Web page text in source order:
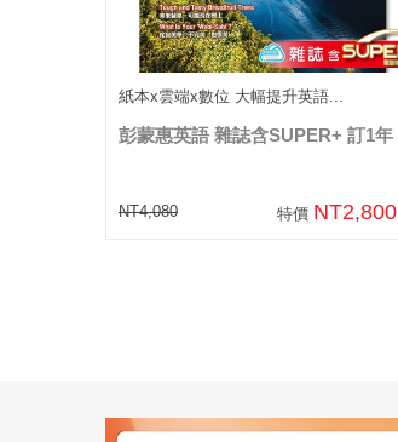
紙本x雲端x數位 大幅提升英語...
彭蒙惠英語 雜誌含SUPER+ 訂1年
NT4,080 特價 NT2,800